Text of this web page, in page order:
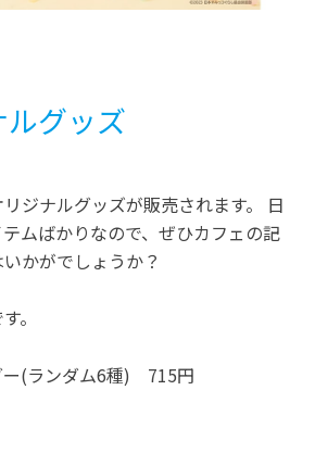
グッズ
ジナルグッズが販売されます。 日
ムばかりなので、ぜひカフェの記
かがでしょうか？
。
ー(ランダム6種) 715円